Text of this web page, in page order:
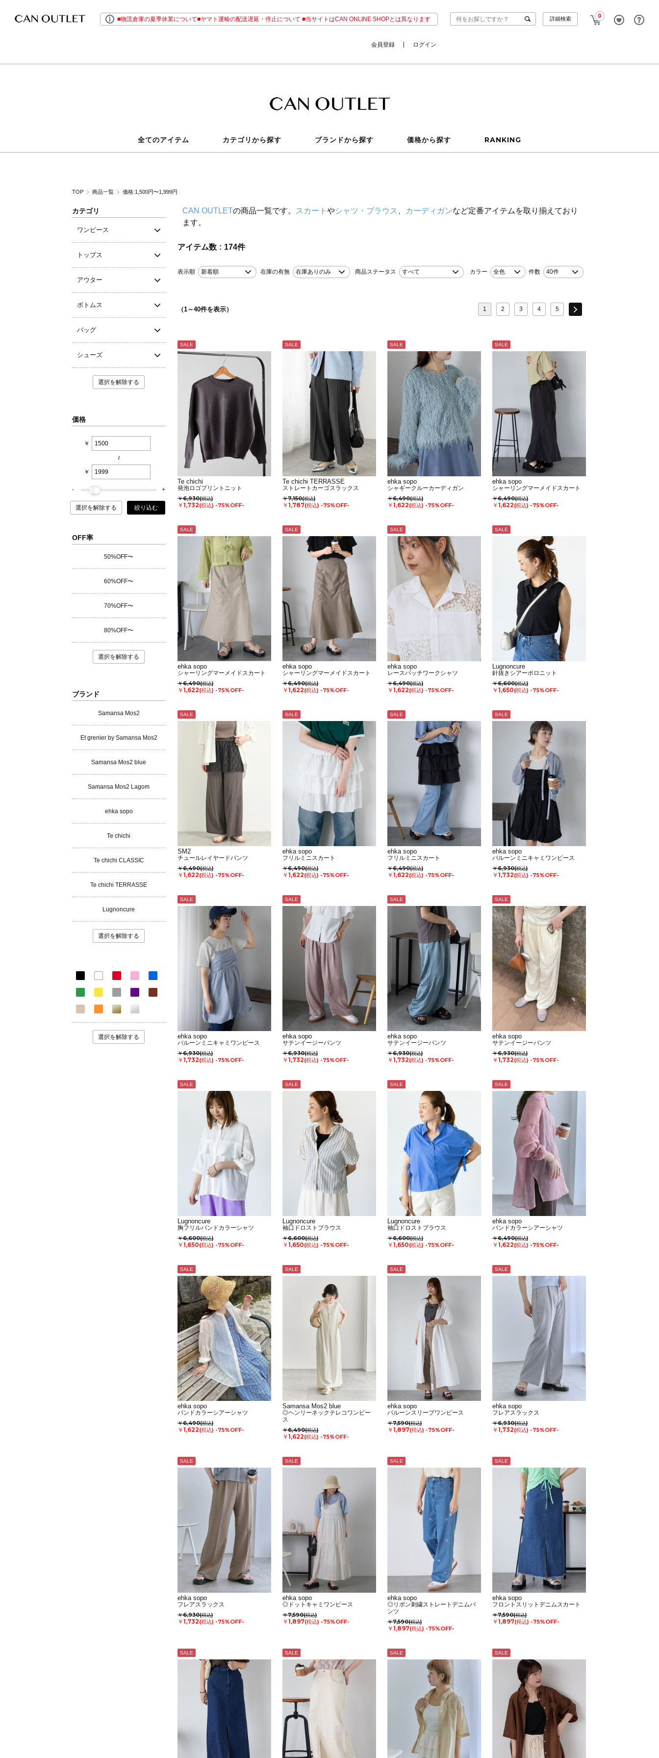
■物流倉庫の夏季休業について■ヤマト運輸の配送遅延・停止について ■当サイトはCAN ONLINE SHOPとは異なります 0
詳細検索
会員登録 ログイン
全てのアイテム カテゴリから探す ブランドから探す 価格から探す RANKING
TOP 商品一覧 価格:1,500円〜1,999円
カテゴリ
ワンピース
トップス
アウター
ボトムス
バッグ
シューズ
選択を解除する
価格
￥
~
￥
選択を解除する 絞り込む
OFF率
50%OFF〜
60%OFF〜
70%OFF〜
80%OFF〜
選択を解除する
ブランド
Samansa Mos2
Et grenier by Samansa Mos2
Samansa Mos2 blue
Samansa Mos2 Lagom
ehka sopo
Te chichi
Te chichi CLASSIC
Te chichi TERRASSE
Lugnoncure
選択を解除する
選択を解除する
CAN OUTLETの商品一覧です。 スカート やシャツ・ブラウス カーディガンなど定番アイテムを取り揃えており
ます。
アイテム数 174件
表示順 新着順 在庫の有無 在庫ありのみ 商品ステータス すべて カラー 全色 件数 40件
（1～40件を表示） 1 2 3 4 5
SALE
Te chichi
発泡ロゴプリントニット
￥6,930(税込)
￥1,732(税込) -75%OFF-
SALE
Te chichi TERRASSE
ストレートカーゴスラックス
￥7,150(税込)
￥1,787(税込) -75%OFF-
SALE
ehka sopo
シャギークルーカーディガン
￥6,490(税込)
￥1,622(税込) -75%OFF-
SALE
ehka sopo
シャーリングマーメイドスカート
￥6,490(税込)
￥1,622(税込) -75%OFF-
SALE
ehka sopo
シャーリングマーメイドスカート
￥6,490(税込)
￥1,622(税込) -75%OFF-
SALE
ehka sopo
シャーリングマーメイドスカート
￥6,490(税込)
￥1,622(税込) -75%OFF-
SALE
ehka sopo
レースパッチワークシャツ
￥6,490(税込)
￥1,622(税込) -75%OFF-
SALE
Lugnoncure
針抜きシアーポロニット
￥6,600(税込)
￥1,650(税込) -75%OFF-
SALE
SM2
チュールレイヤードパンツ
￥6,490(税込)
￥1,622(税込) -75%OFF-
SALE
ehka sopo
フリルミニスカート
￥6,490(税込)
￥1,622(税込) -75%OFF-
SALE
ehka sopo
フリルミニスカート
￥6,490(税込)
￥1,622(税込) -75%OFF-
SALE
ehka sopo
バルーンミニキャミワンピース
￥6,930(税込)
￥1,732(税込) -75%OFF-
SALE
ehka sopo
バルーンミニキャミワンピース
￥6,930(税込)
￥1,732(税込) -75%OFF-
SALE
ehka sopo
サテンイージーパンツ
￥6,930(税込)
￥1,732(税込) -75%OFF-
SALE
ehka sopo
サテンイージーパンツ
￥6,930(税込)
￥1,732(税込) -75%OFF-
SALE
ehka sopo
サテンイージーパンツ
￥6,930(税込)
￥1,732(税込) -75%OFF-
SALE
Lugnoncure
胸フリルバンドカラーシャツ
￥6,600(税込)
￥1,650(税込) -75%OFF-
SALE
Lugnoncure
袖口ドロストブラウス
￥6,600(税込)
￥1,650(税込) -75%OFF-
SALE
Lugnoncure
袖口ドロストブラウス
￥6,600(税込)
￥1,650(税込) -75%OFF-
SALE
ehka sopo
バンドカラーシアーシャツ
￥6,490(税込)
￥1,622(税込) -75%OFF-
SALE
ehka sopo
バンドカラーシアーシャツ
￥6,490(税込)
￥1,622(税込) -75%OFF-
SALE
Samansa Mos2 blue
◎ヘンリーネックテレコワンピー
ス
￥6,490(税込)
￥1,622(税込) -75%OFF-
SALE
ehka sopo
バルーンスリーブワンピース
￥7,590(税込)
￥1,897(税込) -75%OFF-
SALE
ehka sopo
フレアスラックス
￥6,930(税込)
￥1,732(税込) -75%OFF-
SALE
ehka sopo
フレアスラックス
￥6,930(税込)
￥1,732(税込) -75%OFF-
SALE
ehka sopo
◎ドットキャミワンピース
￥7,590(税込)
￥1,897(税込) -75%OFF-
SALE
ehka sopo
◎リボン刺繍ストレートデニムパ
ンツ
￥7,590(税込)
￥1,897(税込) -75%OFF-
SALE
ehka sopo
フロントスリットデニムスカート
￥7,590(税込)
￥1,897(税込) -75%OFF-
SALE SALE SALE SALE